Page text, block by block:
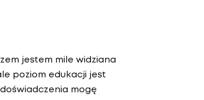
jestem mile widziana
poziom edukacji jest
mogę